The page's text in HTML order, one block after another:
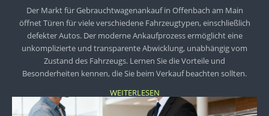
Der Markt für Gebrauchtwagenankauf in Offenbach am Main
öffnet Türen für viele verschiedene Fahrzeugtypen, einschließlich
defekter Autos. Der moderne Ankaufprozess ermöglicht eine
unkomplizierte und transparente Abwicklung, unabhängig vom
Zustand des Fahrzeugs. Lernen Sie die Vorteile und
Besonderheiten kennen, die Sie beim Verkauf beachten sollten.
WEITERLESEN